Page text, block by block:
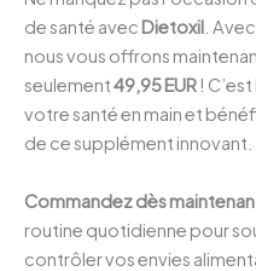
de santé avec Dietoxil .
nous vous offrons
seulement49,95 EUR !
votre santé en main et
de ce supplément innovant.
Commandez dès
routine quotidienne pour
contrôler vos envies